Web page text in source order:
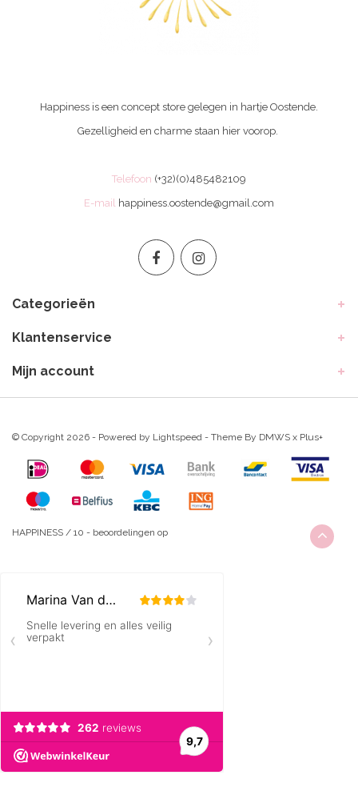
Happiness is een concept store gelegen in hartje Oostende.
Gezelligheid en charme staan hier voorop.
Telefoon (+32)(0)485482109
E-mail happiness.oostende@gmail.com
Categorieën
Klantenservice
Mijn account
© Copyright 2026 - Powered by Lightspeed - Theme By DMWS x Plus+
HAPPINESS / 10 - beoordelingen op